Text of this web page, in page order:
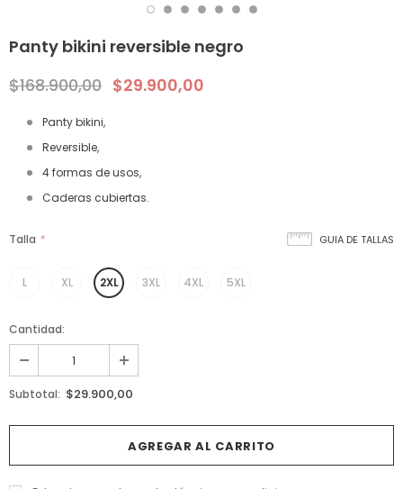
Panty bikini reversible negro
$168.900,00 $29.900,00
Panty bikini,
Reversible,
4 formas de usos,
Caderas cubiertas.
GUIA DE TALLAS
Talla *
L XL 2XL 3XL 4XL 5XL
Cantidad:
Subtotal: $29.900,00